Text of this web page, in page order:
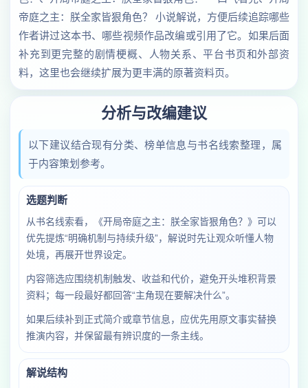
帝庭之主：朕全家皆狠角色？ 小说解说，方便后续追踪哪些
作者讲过这本书、哪些视频作品改编或引用了它。如果后面
补充到更完整的剧情梗概、人物关系、平台书页和外部资
料，这里也会继续扩展为更丰满的原著资料页。
分析与改编建议
以下建议结合现有分类、榜单信息与书名线索整理，属
于内容策划参考。
选题判断
从书名线索看，《开局帝庭之主：朕全家皆狠角色？》可以
优先提炼“明确机制与持续升级”，解说时先让观众听懂人物
处境，再展开世界设定。
内容筛选应围绕机制触发、收益和代价，避免开头堆积背景
资料；每一段最好都回答“主角现在要解决什么”。
如果后续补到正式简介或章节信息，应优先用原文事实替换
推演内容，并保留最有辨识度的一条主线。
解说结构